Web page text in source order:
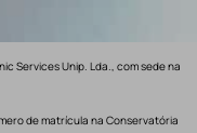
Services Unip. Lda., com sede na
de matrícula na Conservatória